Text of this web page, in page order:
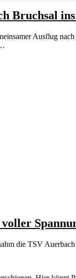
Bruchsal ins
Ausflug
die TSV